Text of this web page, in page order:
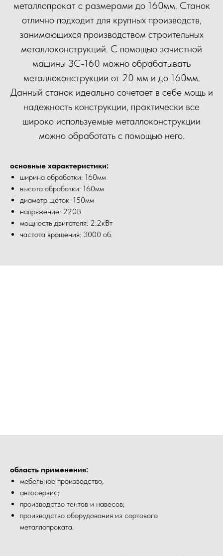
металлопрокат с размерами до 160мм. Станок
отлично подходит для крупных производств,
занимающихся производством строительных
металлоконструкций. С помощью зачистной
машины ЗС-160 можно обрабатывать
металлоконструкции от 20 мм и до 160мм.
Данный станок идеально сочетает в себе мощь и
надежность конструкции, практически все
широко используемые металлоконструкции
можно обработать с помощью него.
основные характеристики:
ширина обработки: 160мм
высота обработки: 160мм
диаметр щёток: 150мм
напряжение: 220В
мощность двигателя: 2.2кВт
частота вращения: 3000 об.
область применения:
мебельное производство;
автосервис;
производство тентов и навесов;
производство оборудования из сортового
металлопроката.